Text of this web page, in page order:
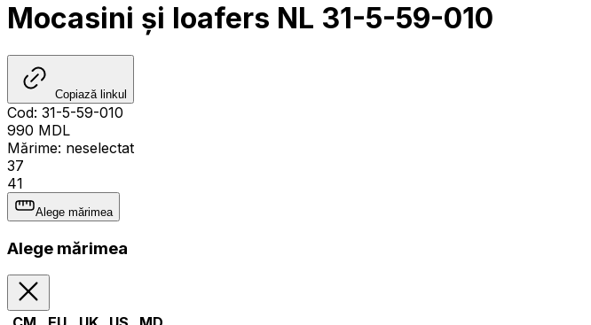
Mocasini și loafers NL 31-5-59-010
Copiază linkul
Cod: 31-5-59-010
990 MDL
Mărime: neselectat
37
41
Alege mărimea
Alege mărimea